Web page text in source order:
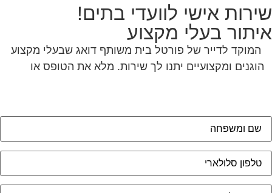
אישי לוועדי בתים!
בעלי מקצוע
המוקד לדייר של פורטל בית משותף דואג שבעלי מקצוע
הוגנים ומקצועיים יתנו לך שירות. מלא את הטופס אולחץ